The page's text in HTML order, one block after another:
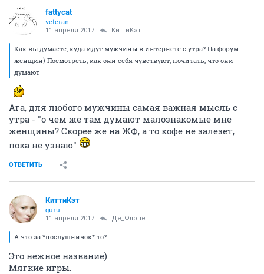
fattycat
veteran
11 апреля 2017 КиттиКэт
Как вы думаете, куда идут мужчины в интернете с утра? На форум
женщин) Посмотреть, как они себя чувствуют, почитать, что они
думают
Ага, для любого мужчины самая важная мысль с
утра - "о чем же там думают малознакомые мне
женщины? Скорее же на ЖФ, а то кофе не залезет,
пока не узнаю"
ОТВЕТИТЬ
КиттиКэт
guru
11 апреля 2017 Де_Флопе
А что за *послушничок* то?
Это нежное название)
Мягкие игры.